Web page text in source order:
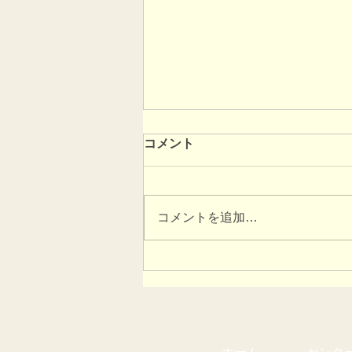
コメント
コメントを追加…